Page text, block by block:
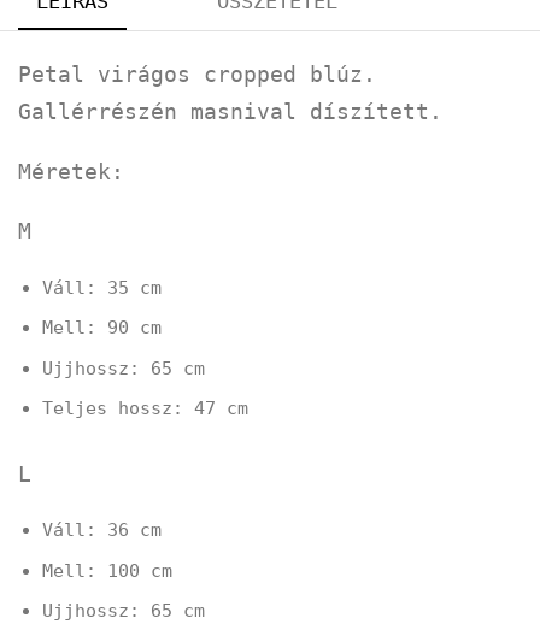
Petal virágos cropped blúz.
Gallérrészén masnival díszített.
Méretek:
M
Váll: 35 cm
Mell: 90 cm
Ujjhossz: 65 cm
Teljes hossz: 47 cm
L
Váll: 36 cm
Mell: 100 cm
Ujjhossz: 65 cm